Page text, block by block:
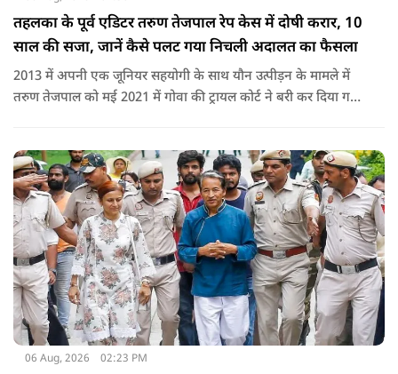
तहलका के पूर्व एडिटर तरुण तेजपाल रेप केस में दोषी करार, 10
साल की सजा, जानें कैसे पलट गया निचली अदालत का फैसला
2013 में अपनी एक जूनियर सहयोगी के साथ यौन उत्पीड़न के मामले में
तरुण तेजपाल को मई 2021 में गोवा की ट्रायल कोर्ट ने बरी कर दिया गया
06 Aug, 2026 02:23 PM